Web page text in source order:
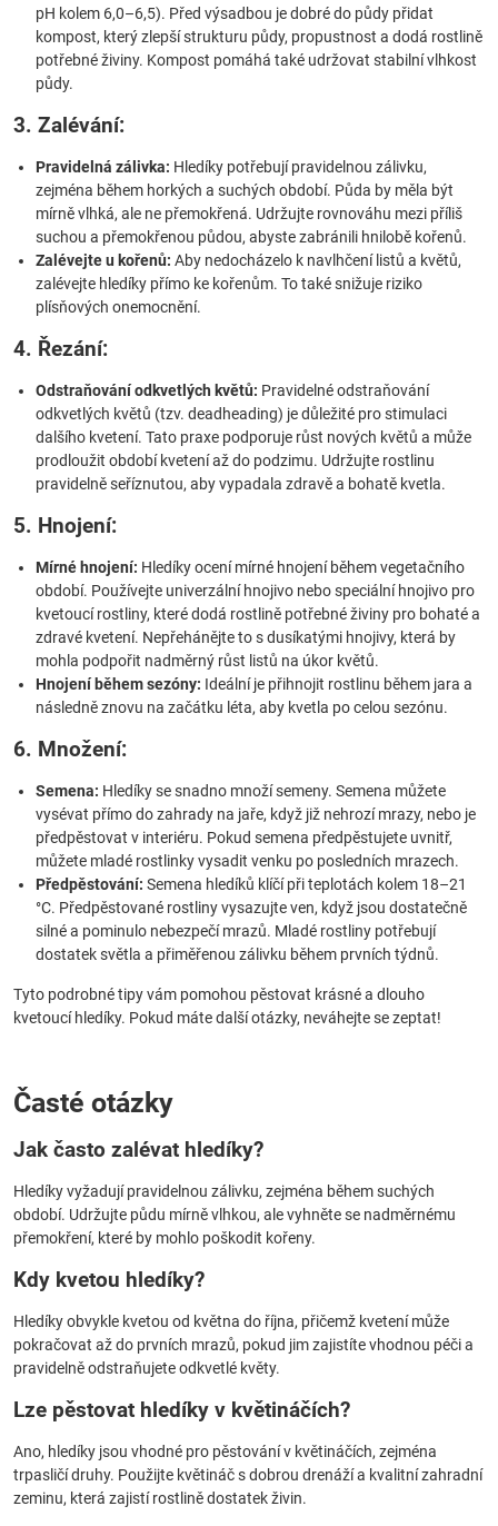
pH kolem 6,0–6,5). Před výsadbou je dobré do půdy přidat
kompost, který zlepší strukturu půdy, propustnost a dodá rostlině
potřebné živiny. Kompost pomáhá také udržovat stabilní vlhkost
půdy.
3. Zalévání:
Pravidelná zálivka: Hledíky potřebují pravidelnou zálivku,
zejména během horkých a suchých období. Půda by měla být
mírně vlhká, ale ne přemokřená. Udržujte rovnováhu mezi příliš
suchou a přemokřenou půdou, abyste zabránili hnilobě kořenů.
Zalévejte u kořenů: Aby nedocházelo k navlhčení listů a květů,
zalévejte hledíky přímo ke kořenům. To také snižuje riziko
plísňových onemocnění.
4. Řezání:
Odstraňování odkvetlých květů: Pravidelné odstraňování
odkvetlých květů (tzv. deadheading) je důležité pro stimulaci
dalšího kvetení. Tato praxe podporuje růst nových květů a může
prodloužit období kvetení až do podzimu. Udržujte rostlinu
pravidelně seříznutou, aby vypadala zdravě a bohatě kvetla.
5. Hnojení:
Mírné hnojení: Hledíky ocení mírné hnojení během vegetačního
období. Používejte univerzální hnojivo nebo speciální hnojivo pro
kvetoucí rostliny, které dodá rostlině potřebné živiny pro bohaté a
zdravé kvetení. Nepřehánějte to s dusíkatými hnojivy, která by
mohla podpořit nadměrný růst listů na úkor květů.
Hnojení během sezóny: Ideální je přihnojit rostlinu během jara a
následně znovu na začátku léta, aby kvetla po celou sezónu.
6. Množení:
Semena: Hledíky se snadno množí semeny. Semena můžete
vysévat přímo do zahrady na jaře, když již nehrozí mrazy, nebo je
předpěstovat v interiéru. Pokud semena předpěstujete uvnitř,
můžete mladé rostlinky vysadit venku po posledních mrazech.
Předpěstování: Semena hledíků klíčí při teplotách kolem 18–21
°C. Předpěstované rostliny vysazujte ven, když jsou dostatečně
silné a pominulo nebezpečí mrazů. Mladé rostliny potřebují
dostatek světla a přiměřenou zálivku během prvních týdnů.
Tyto podrobné tipy vám pomohou pěstovat krásné a dlouho
kvetoucí hledíky. Pokud máte další otázky, neváhejte se zeptat!
Časté otázky
Jak často zalévat hledíky?
Hledíky vyžadují pravidelnou zálivku, zejména během suchých
období. Udržujte půdu mírně vlhkou, ale vyhněte se nadměrnému
přemokření, které by mohlo poškodit kořeny.
Kdy kvetou hledíky?
Hledíky obvykle kvetou od května do října, přičemž kvetení může
pokračovat až do prvních mrazů, pokud jim zajistíte vhodnou péči a
pravidelně odstraňujete odkvetlé květy.
Lze pěstovat hledíky v květináčích?
Ano, hledíky jsou vhodné pro pěstování v květináčích, zejména
trpasličí druhy. Použijte květináč s dobrou drenáží a kvalitní zahradní
zeminu, která zajistí rostlině dostatek živin.